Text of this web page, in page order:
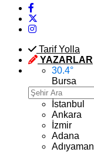
Tarif Yolla
YAZARLAR
30.4°
Bursa
İstanbul
Ankara
İzmir
Adana
Adıyaman